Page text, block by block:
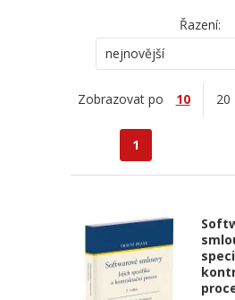
Řazení:
nejnovější
Zobrazovat po 10 20
1